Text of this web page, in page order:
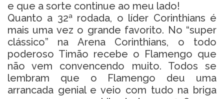
e que a sorte continue ao meu lado!
Quanto a 32ª rodada, o líder Corinthians é
mais uma vez o grande favorito. No “super
clássico” na Arena Corinthians, o todo
poderoso Timão recebe o Flamengo que
não vem convencendo muito. Todos se
lembram que o Flamengo deu uma
arrancada genial e veio com tudo na briga